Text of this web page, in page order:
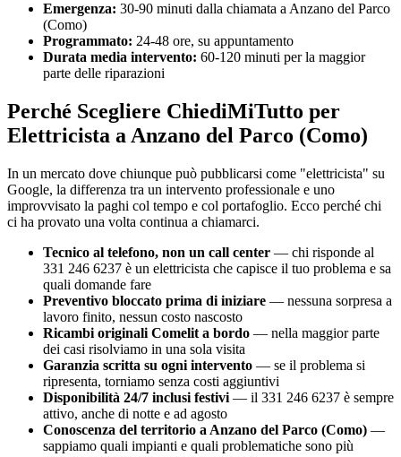
Emergenza: 30-90 minuti dalla chiamata a Anzano del Parco
(Como)
Programmato: 24-48 ore, su appuntamento
Durata media intervento: 60-120 minuti per la maggior
parte delle riparazioni
Perché Scegliere ChiediMiTutto per
Elettricista a Anzano del Parco (Como)
In un mercato dove chiunque può pubblicarsi come "elettricista" su
Google, la differenza tra un intervento professionale e uno
improvvisato la paghi col tempo e col portafoglio. Ecco perché chi
ci ha provato una volta continua a chiamarci.
Tecnico al telefono, non un call center — chi risponde al
331 246 6237 è un elettricista che capisce il tuo problema e sa
quali domande fare
Preventivo bloccato prima di iniziare — nessuna sorpresa a
lavoro finito, nessun costo nascosto
Ricambi originali Comelit a bordo — nella maggior parte
dei casi risolviamo in una sola visita
Garanzia scritta su ogni intervento — se il problema si
ripresenta, torniamo senza costi aggiuntivi
Disponibilità 24/7 inclusi festivi — il 331 246 6237 è sempre
attivo, anche di notte e ad agosto
Conoscenza del territorio a Anzano del Parco (Como) —
sappiamo quali impianti e quali problematiche sono più